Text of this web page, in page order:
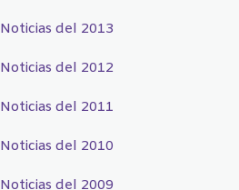
Noticias del 2013
Noticias del 2012
Noticias del 2011
Noticias del 2010
Noticias del 2009